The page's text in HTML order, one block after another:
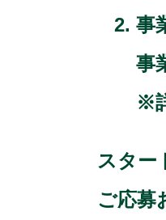
事
事
※
スター
ご応募